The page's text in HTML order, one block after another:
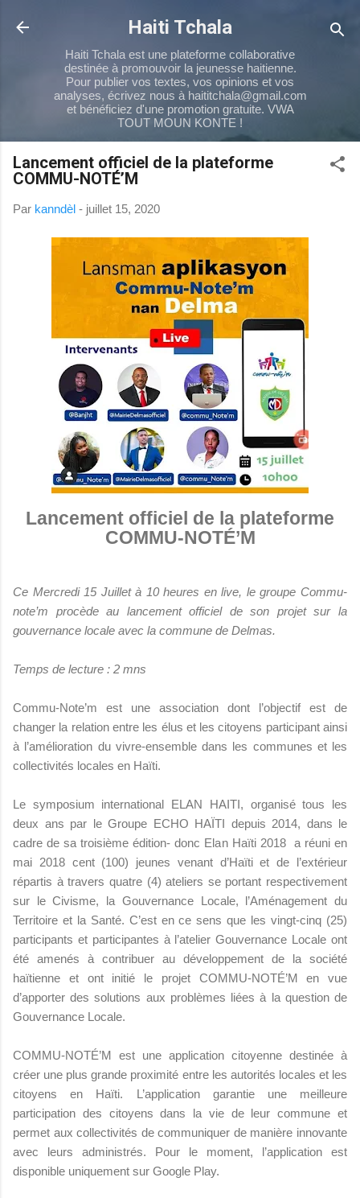
Passer au contenu principal
Haiti Tchala
Haiti Tchala est une plateforme collaborative
destinée à promouvoir la jeunesse haitienne.
Pour publier vos textes, vos opinions et vos
analyses, écrivez nous à haititchala@gmail.com
et bénéficiez d'une promotion gratuite. VWA
TOUT MOUN KONTE !
Lancement officiel de la plateforme
COMMU-NOTÉ’M
Par kanndèl - juillet 15, 2020
Lancement officiel de la plateforme
COMMU-NOTÉ’M
Ce Mercredi 15 Juillet à 10 heures en live, le groupe Commu-
note’m procède au lancement officiel de son projet sur la
gouvernance locale avec la commune de Delmas.
Temps de lecture : 2 mns
Commu-Note’m est une association dont l’objectif est de
changer la relation entre les élus et les citoyens participant ainsi
à l’amélioration du vivre-ensemble dans les communes et les
collectivités locales en Haïti.
Le symposium international ELAN HAITI, organisé tous les
deux ans par le Groupe ECHO HAÏTI depuis 2014, dans le
cadre de sa troisième édition- donc Elan Haïti 2018 a réuni en
mai 2018 cent (100) jeunes venant d’Haïti et de l’extérieur
répartis à travers quatre (4) ateliers se portant respectivement
sur le Civisme, la Gouvernance Locale, l’Aménagement du
Territoire et la Santé. C’est en ce sens que les vingt-cinq (25)
participants et participantes à l’atelier Gouvernance Locale ont
été amenés à contribuer au développement de la société
haïtienne et ont initié le projet COMMU-NOTÉ’M en vue
d’apporter des solutions aux problèmes liées à la question de
Gouvernance Locale.
COMMU-NOTÉ’M est une application citoyenne destinée à
créer une plus grande proximité entre les autorités locales et les
citoyens en Haïti. L’application garantie une meilleure
participation des citoyens dans la vie de leur commune et
permet aux collectivités de communiquer de manière innovante
avec leurs administrés. Pour le moment, l’application est
disponible uniquement sur Google Play.